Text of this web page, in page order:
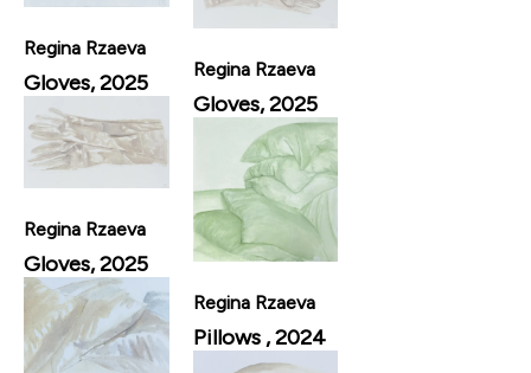
Regina Rzaeva
Gloves, 2025
Regina Rzaeva
Gloves, 2025
Regina Rzaeva
Gloves, 2025
Regina Rzaeva
Pillows , 2024